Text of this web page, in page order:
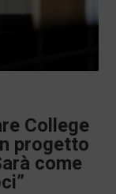
College
progetto
come